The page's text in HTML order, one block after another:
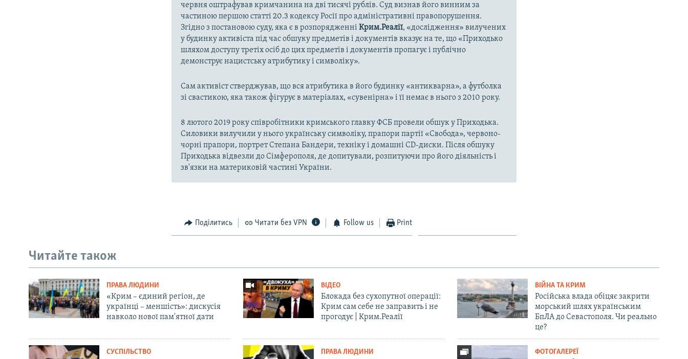
червня оштрафував кримчанина на дві тисячі рублів. Суд визнав його винним за
частиною першою статті 20.3 кодексу Росії про адміністративні правопорушення.
Згідно з постановою суду, яка є в розпорядженніКрим.Реалії, «дослідження» вилучених
у будинку активіста під час обшуку предметів і документів вказує на те, що «Приходько
шляхом доступу третіх осіб до цих предметів і документів пропагує і публічно
демонструє нацистську атрибутику і символіку».
Сам активіст стверджував, що вся атрибутика в його будинку «антикварна», а футболка
зі свастикою, яка також фігурує в матеріалах, «сувенірна» і її немає в нього з 2010 року.
8 лютого 2019 року співробітники кримського главку ФСБ провели обшук у Приходька.
Силовики вилучили у нього українську символіку, прапори партії «Свобода», червоно-
чорні прапори, портрет Степана Бандери, техніку і домашні CD-диски. Після обшуку
Приходька відвезли до Сімферополя, де допитували, розпитуючи про його діяльність і
зв'язки на материковій частині України.
Поділитись Читати без VPN Follow us Print
Читайте також
ПРАВА ЛЮДИНИ
«Крим – єдиний регіон, де
українці – меншість»: дискусія
навколо нової пам'ятної дати
ВІДЕО
Блокада без сухопутної операції:
Крим сам себе не заправить і не
прогодує | Крим.Реалії
ВІЙНА ТА КРИМ
Російська влада обіцяє закрити
морський шлях українським
БпЛА до Севастополя. Чи реально
це?
СУСПІЛЬСТВО ПРАВА ЛЮДИНИ ФОТОГАЛЕРЕЇ